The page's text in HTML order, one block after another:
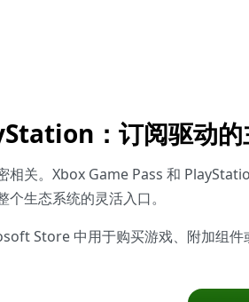
：订阅驱动的
相关。Xbox Game Pass 和
生态系统的灵活入口。
Store 中用于购买游戏、附加组